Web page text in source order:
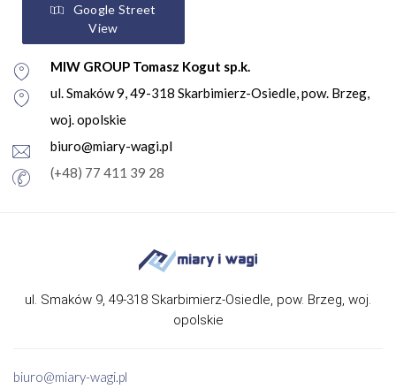
Google Street
View
MIW GROUP Tomasz Kogut sp.k.
ul. Smaków 9, 49-318 Skarbimierz-Osiedle, pow. Brzeg,
woj. opolskie
biuro@miary-wagi.pl
(+48) 77 411 39 28
ul. Smaków 9, 49-318 Skarbimierz-Osiedle, pow. Brzeg, woj.
opolskie
biuro@miary-wagi.pl